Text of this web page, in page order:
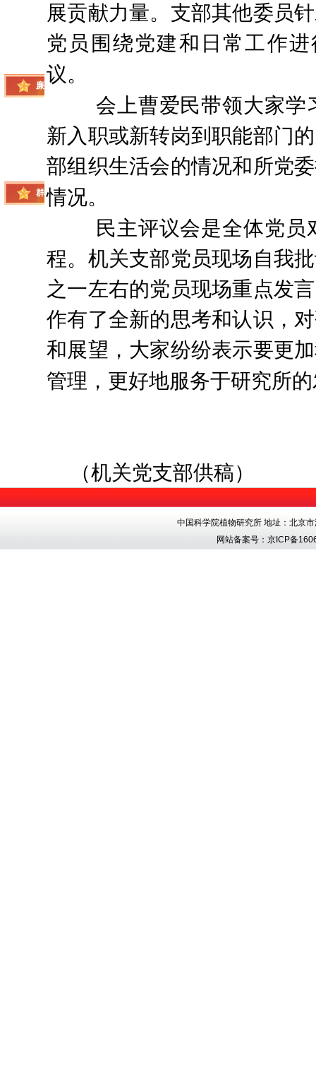
廉
群
展贡献力量。支部其他委员
党员围绕党建和日常工作
议。
会上曹爱民带领大家学
新入职或新转岗到职能部门
部组织生活会的情况和所党
情况。
民主评议会是全体党
程。机关支部党员现场自我
之一左右的党员现场重点发
作有了全新的思考和认识，
和展望，大家纷纷表示要更
管理，更好地服务于研究所
（机关党支部供稿）
中国科学院植物研究所 地址：北京
网站备案号： 京ICP备